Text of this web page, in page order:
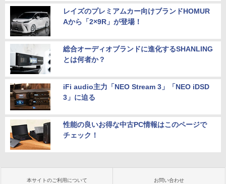
レイズのプレミアムカー向けブランドHOMUR
Aから「2×9R」が登場！
総合オーディオブランドに進化するSHANLING
とは何者か？
iFi audio主力「NEO Stream 3」「NEO iDSD
3」に迫る
性能の良いお得な中古PC情報はこのページで
チェック！
本サイトのご利用について お問い合わせ